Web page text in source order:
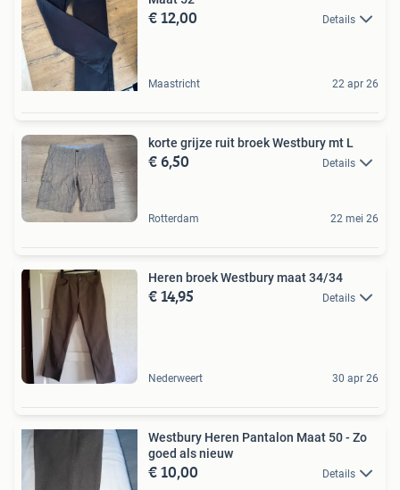
€ 12,00 Details
Maastricht 22 apr 26
korte grijze ruit broek Westbury mt L
€ 6,50 Details
Rotterdam 22 mei 26
Heren broek Westbury maat 34/34
€ 14,95 Details
Nederweert 30 apr 26
Westbury Heren Pantalon Maat 50 - Zo
goed als nieuw
€ 10,00 Details